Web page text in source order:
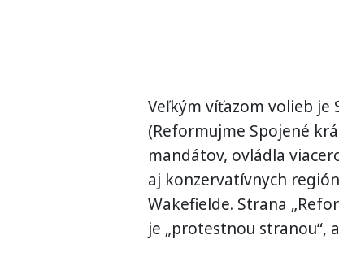
Veľkým víťazom volieb je
(Reformujme Spojené
mandátov, ovládla
aj konzervatívnych
Wakefielde. Strana
je „protestnou stranou“,